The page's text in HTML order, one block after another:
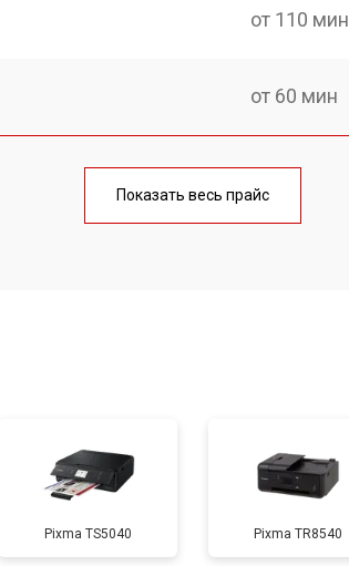
от 110 мин
от 60 мин
от 100 мин
от 100 мин
от 60 мин
Показать весь прайс
Pixma TS5040 Pixma TR8540